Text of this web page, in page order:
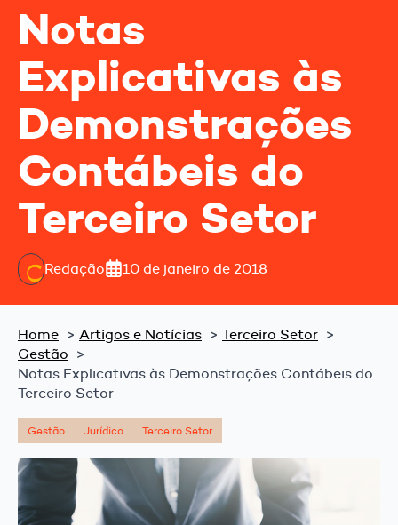
Notas
Explicativas às
Demonstrações
Contábeis do
Terceiro Setor
Redação 10 de janeiro de 2018
Home Artigos e Notícias
Terceiro Setor
Gestão
Notas Explicativas às Demonstrações Contábeis do
Terceiro Setor
Gestão Jurídico Terceiro Setor